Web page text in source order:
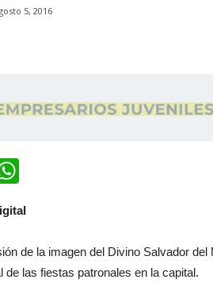
5, 2016
de la imagen del Divino Salvador
de las fiestas patronales en la capital.